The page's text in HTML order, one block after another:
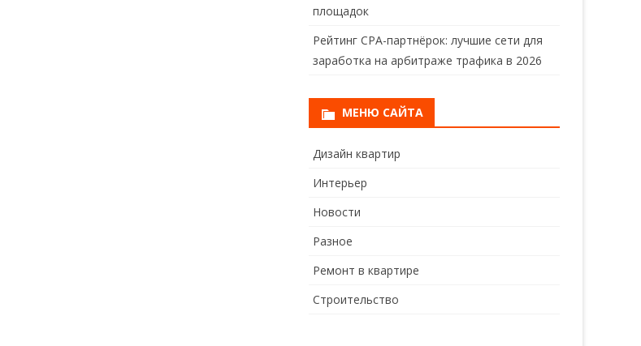
площадок
Рейтинг CPA-партнёрок: лучшие сети для
заработка на арбитраже трафика в 2026
МЕНЮ САЙТА
Дизайн квартир
Интерьер
Новости
Разное
Ремонт в квартире
Строительство